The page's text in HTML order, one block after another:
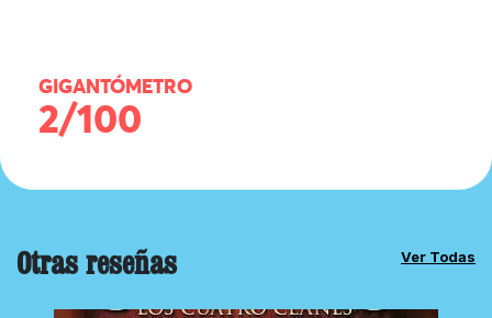
GIGANTÓMETRO
2/100
Otras reseñas Ver Todas